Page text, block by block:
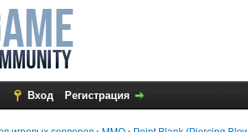
Вход Регистрация